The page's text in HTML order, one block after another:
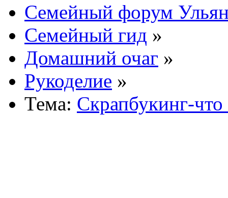
Семейный форум
Семейный гид »
Домашний очаг »
Рукоделие »
Тема: Скрапбукинг-что